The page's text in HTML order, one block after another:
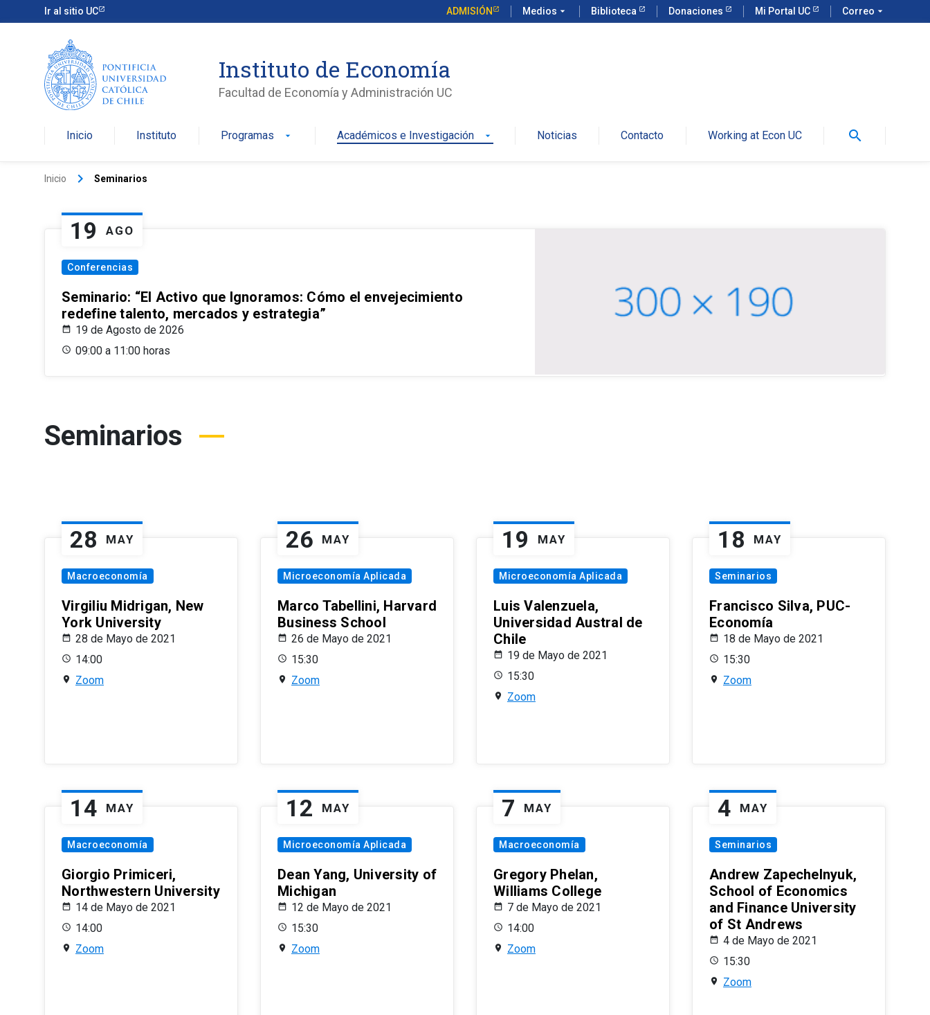
Ir al sitio UC ADMISIÓN Medios arrow_drop_down Biblioteca Donaciones Mi Portal UC Correo arrow_drop_down
Instituto de Economía
Facultad de Economía y Administración UC
Inicio Instituto Programas arrow_drop_down Académicos e Investigación arrow_drop_down Noticias Contacto Working at Econ UC search
Inicio keyboard_arrow_right Seminarios
19 AGO
Conferencias
Seminario: “El Activo que Ignoramos: Cómo el envejecimiento
redefine talento, mercados y estrategia”
19 de Agosto de 2026
09:00 a 11:00 horas
Seminarios
28 MAY
Macroeconomía
Virgiliu Midrigan, New
York University
28 de Mayo de 2021
14:00
Zoom
26 MAY
Microeconomía Aplicada
Marco Tabellini, Harvard
Business School
26 de Mayo de 2021
15:30
Zoom
19 MAY
Microeconomía Aplicada
Luis Valenzuela,
Universidad Austral de
Chile
19 de Mayo de 2021
15:30
Zoom
18 MAY
Seminarios
Francisco Silva, PUC-
Economía
18 de Mayo de 2021
15:30
Zoom
14 MAY
Macroeconomía
Giorgio Primiceri,
Northwestern University
14 de Mayo de 2021
14:00
Zoom
12 MAY
Microeconomía Aplicada
Dean Yang, University of
Michigan
12 de Mayo de 2021
15:30
Zoom
7 MAY
Macroeconomía
Gregory Phelan,
Williams College
7 de Mayo de 2021
14:00
Zoom
4 MAY
Seminarios
Andrew Zapechelnyuk,
School of Economics
and Finance University
of St Andrews
4 de Mayo de 2021
15:30
Zoom